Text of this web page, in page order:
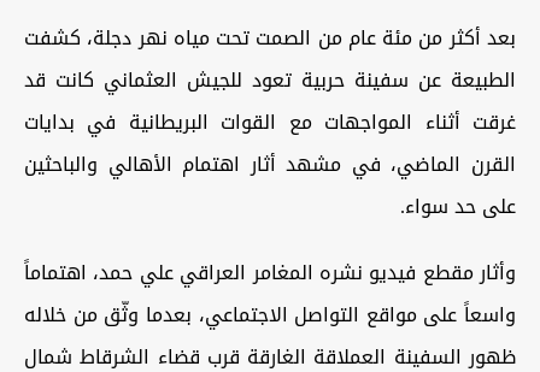
بعد أكثر من مئة عام من الصمت تحت مياه نهر دجلة، كشفت
الطبيعة عن سفينة حربية تعود للجيش العثماني كانت قد
غرقت أثناء المواجهات مع القوات البريطانية في بدايات
القرن الماضي، في مشهد أثار اهتمام الأهالي والباحثين
على حد سواء.
وأثار مقطع فيديو نشره المغامر العراقي علي حمد، اهتماماً
واسعاً على مواقع التواصل الاجتماعي، بعدما وثّق من خلاله
ظهور السفينة العملاقة الغارقة قرب قضاء الشرقاط شمال